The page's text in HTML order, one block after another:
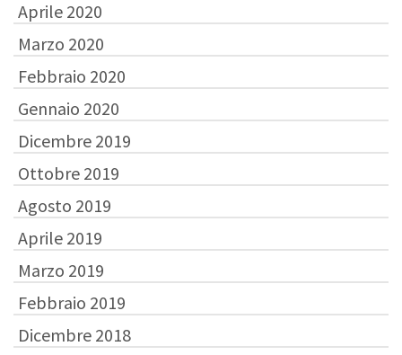
Aprile 2020
Marzo 2020
Febbraio 2020
Gennaio 2020
Dicembre 2019
Ottobre 2019
Agosto 2019
Aprile 2019
Marzo 2019
Febbraio 2019
Dicembre 2018